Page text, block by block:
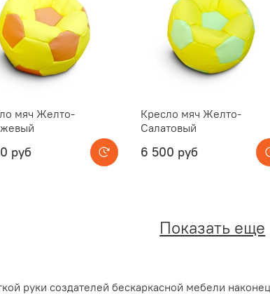
мяч Желто-
руб
Кресло мяч Желто-
Салатовый
6 500 руб
Показать еще
руки создателей бескаркасной мебели